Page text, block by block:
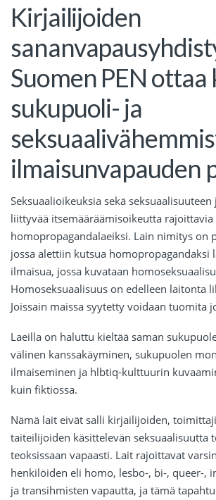
Kirjailijoiden
Suomen PEN ottaa
sukupuoli- ja
ilmaisunvapauden
Seksuaalioikeuksia sekä
liittyvää itsemääräämisoikeutta rajoittavia
homopropagandalaeiksi. Lain nimitys on
jossa alettiin kutsua homopropagandaksi
ilmaisua, jossa kuvataan
Homoseksuaalisuus on edelleen laitonta
Joissain maissa syytetty voidaan tuomita
Laeilla on haluttu kieltää saman
välinen kanssakäyminen, sukupuolen
ilmaiseminen ja hlbtiq-kulttuurin
kuin fiktiossa.
Nämä lait eivät salli kirjailijoiden,
taiteilijoiden käsittelevän seksuaalisuutta
teoksissaan vapaasti. Lait rajoittavat
henkilöiden eli homo, lesbo-, bi-, queer-,
ja transihmisten vapautta, ja tämä